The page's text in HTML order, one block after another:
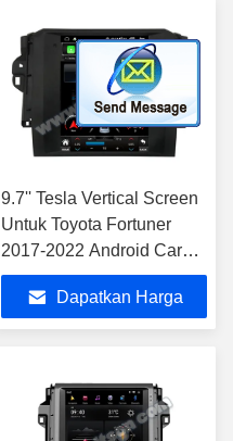
9.7'' Tesla Vertical Screen
Untuk Toyota Fortuner
2017-2022 Android Car
Multimedia Player
Dapatkan Harga